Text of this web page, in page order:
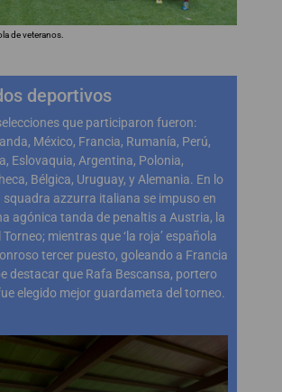
de veteranos.
deportivos
que participaron fueron:
México, Francia, Rumanía, Perú,
Eslovaquia, Argentina, Polonia,
Bélgica, Uruguay, y Alemania. En lo
squadra azzurra italiana se impuso en
agónica tanda de penaltis a Austria, la
mientras que ‘la roja’ española
tercer puesto, goleando a Francia
destacar que Rafa Bescansa, portero
elegido mejor guardameta del torneo.